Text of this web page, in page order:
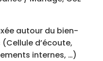
autour du bien-
d’écoute,
internes, …)